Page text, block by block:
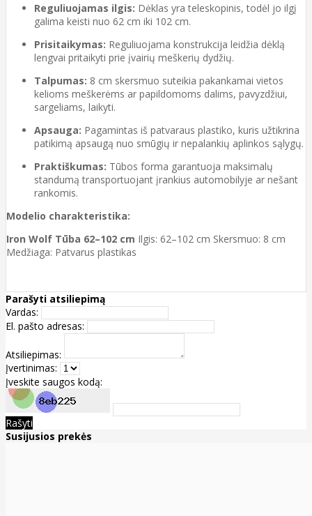
Reguliuojamas ilgis: Dėklas yra teleskopinis, todėl jo ilgį
galima keisti nuo 62 cm iki 102 cm.
Prisitaikymas: Reguliuojama konstrukcija leidžia dėklą
lengvai pritaikyti prie įvairių meškerių dydžių.
Talpumas: 8 cm skersmuo suteikia pakankamai vietos
kelioms meškerėms ar papildomoms dalims, pavyzdžiui,
sargeliams, laikyti.
Apsauga: Pagamintas iš patvaraus plastiko, kuris užtikrina
patikimą apsaugą nuo smūgių ir nepalankių aplinkos sąlygų.
Praktiškumas: Tūbos forma garantuoja maksimalų
standumą transportuojant įrankius automobilyje ar nešant
rankomis.
Modelio charakteristika:
Iron Wolf Tūba 62–102 cm Ilgis: 62–102 cm Skersmuo: 8 cm
Medžiaga: Patvarus plastikas
Parašyti atsiliepimą
Vardas:
El. pašto adresas:
Atsiliepimas:
Įvertinimas:
Įveskite saugos kodą:
Rašyti
Susijusios prekės